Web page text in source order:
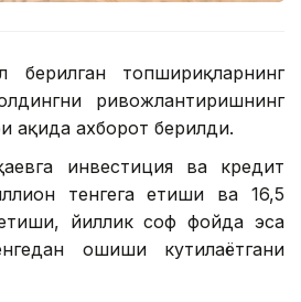
берилган топшириқларнинг
ривожлантиришнинг
ҳақида ахборот берилди.
инвестиция ва кредит
тенгега етиши ва 16,5
йиллик соф фойда эса
ошиши кутилаётгани